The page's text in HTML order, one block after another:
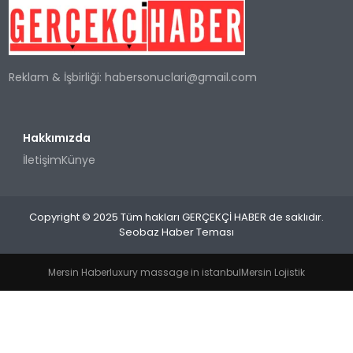
SPOR
TEKNOLOJI
YAŞAM
Reklam & İşbirliği:habersonuclari@gmail.com
Hakkımızda
İletişimKünye
Copyright © 2025 Tüm hakları GERÇEKÇİ HABER de saklıdır.
Seobaz Haber Teması
Mersin Haberluxury massage in istanbulMersin Lojistik